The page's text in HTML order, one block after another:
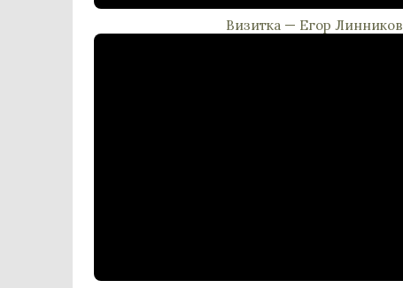
Визитка — Егор Линников